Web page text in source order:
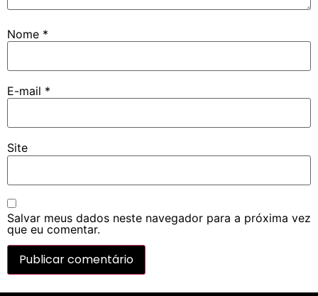
Nome *
E-mail *
Site
Salvar meus dados neste navegador para a próxima vez
que eu comentar.